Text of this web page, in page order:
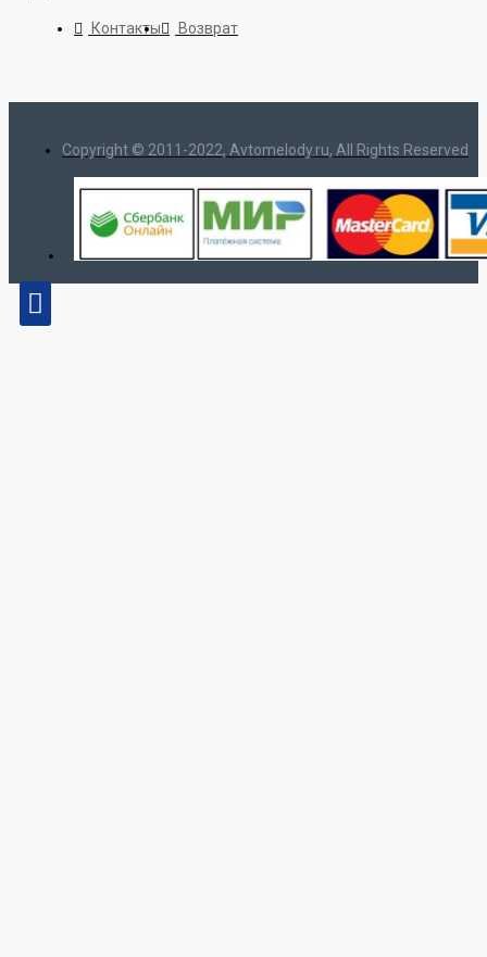
Контакты Возврат
Copyright © 2011-2022, Avtomelody.ru, All Rights Reserved